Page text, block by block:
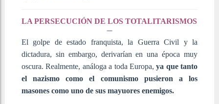
LA PERSECUCIÓN DE LOS TOTALITARISMOS
El golpe de estado franquista, la Guerra Civil y la
dictadura, sin embargo, derivarían en una época muy
oscura. Realmente, análoga a toda Europa,ya que tanto
el nazismo como el comunismo pusieron a los
masones como uno de sus mayuores enemigos.